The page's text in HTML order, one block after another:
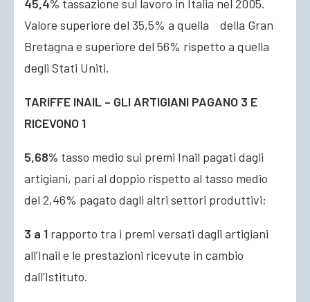
45,4% tassazione sul lavoro in Italia nel 2005.
Valore superiore del 35,5% a quella della Gran
Bretagna e superiore del 56% rispetto a quella
degli Stati Uniti.
TARIFFE INAIL – GLI ARTIGIANI PAGANO 3 E
RICEVONO 1
5,68% tasso medio sui premi Inail pagati dagli
artigiani, pari al doppio rispetto al tasso medio
del 2,46% pagato dagli altri settori produttivi;
3 a 1 rapporto tra i premi versati dagli artigiani
all’Inail e le prestazioni ricevute in cambio
dall’Istituto.